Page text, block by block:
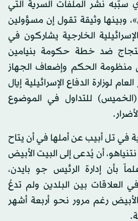
سبّبه نشر الملفات السرية التي
وبينها وثيقة تقول إن مسؤولين
الخارجية يشاركون في
ضد خطة حكومة بنيامين
منظومة الحكم وإضعاف الجهاز
لوزارة الدفاع الإسرائيلية إيال
(الخميس) للتداول في الموضوع
في تل أبيب عن أملها في أن يتاح
نتنياهو، أن يُدعى إلى البيت الأبيض
بأن إدارة الرئيس جو بايدن،
بين البلدين ولم تدعُ
الأبيض رغم مرور نحو أربعة أشهر